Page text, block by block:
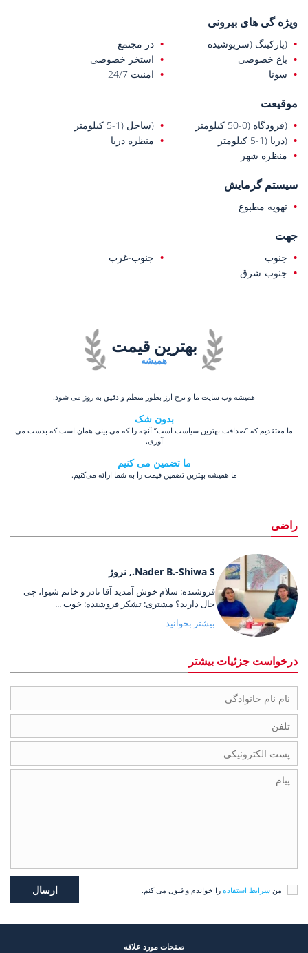
ویژه گی های بیرونی
(پارکینگ (سرپوشیده
در مجتمع
باغ خصوصی
استخر خصوصی
سونا
امنیت 24/7
موقیعت
(فرودگاه (0-50 کیلومتر
(ساحل (1-5 کیلومتر
(دریا (1-5 کیلومتر
منظره دریا
منظره شهر
سیستم گرمایش
تهویه مطبوع
جهت
جنوب
جنوب-غرب
جنوب-شرق
همیشه
بهترین قیمت
همیشه وب سایت ما و نرخ ارز بطور منظم و دقیق به روز می شود.
بدون شک
ما معتقدیم که ”صداقت بهترین سیاست است” آنچه را که می بینی همان است که بدست می
آوری.
ما تضمین می کنیم
ما همیشه بهترین تضمین قیمت را به شما ارائه می‌کنیم.
راضی
Nader B.-Shiwa S., نروژ
فروشنده: سلام خوش آمدید آقا نادر و خانم شیوا، چی
حال دارید؟ مشتری: تشکر فروشنده: خوب ...
بیشتر بخوانید
درخواست جزئیات بیشتر
من شرایط استفاده را خواندم و قبول می کنم.
صفحات مورد علاقه